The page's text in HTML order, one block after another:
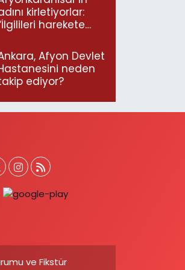
kirletiyorlar:
harekete
ediyoruz”Afyon Devlet
neden
ediyor?
ve Fikstür